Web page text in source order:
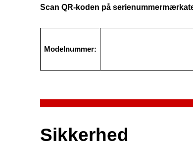
Scan QR-koden på
Modelnummer:
Sikkerhed